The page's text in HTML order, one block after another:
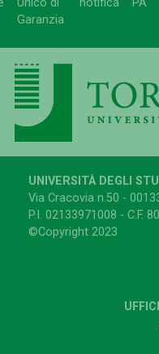
Garanzia
UNIVERSITÀ DEGLI
Via Cracovia n.50 -
P.I. 02133971008 - C.F.
©Copyright 2023